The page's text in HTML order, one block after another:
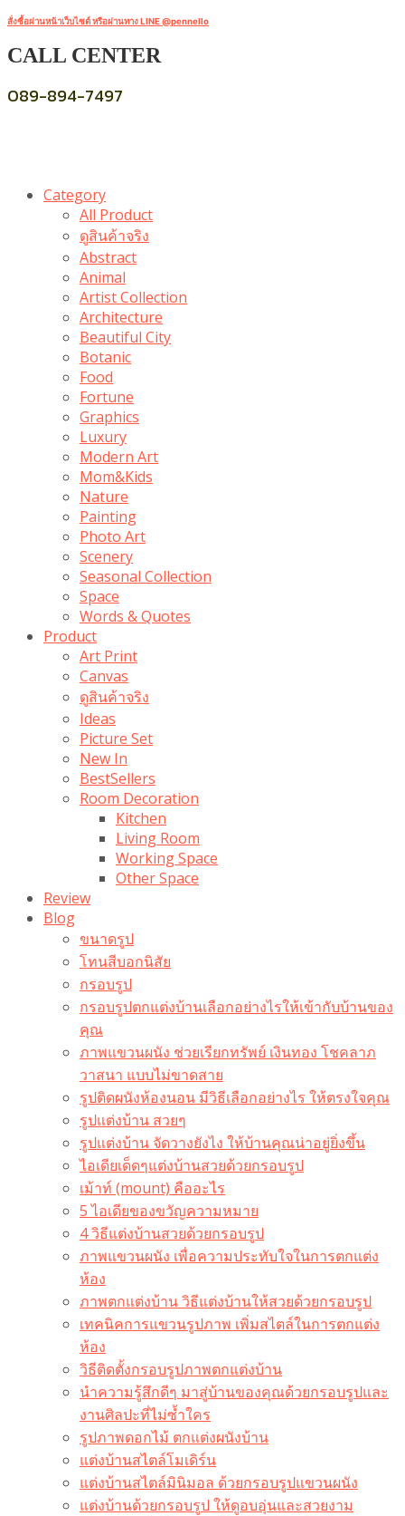
สั่งซื้อผ่านหน้าเว็บไซต์ หรือผ่านทาง LINE @pennello
CALL CENTER
089-894-7497
Category
All Product
ดูสินค้าจริง
Abstract
Animal
Artist Collection
Architecture
Beautiful City
Botanic
Food
Fortune
Graphics
Luxury
Modern Art
Mom&Kids
Nature
Painting
Photo Art
Scenery
Seasonal Collection
Space
Words & Quotes
Product
Art Print
Canvas
ดูสินค้าจริง
Ideas
Picture Set
New In
BestSellers
Room Decoration
Kitchen
Living Room
Working Space
Other Space
Review
Blog
ขนาดรูป
โทนสีบอกนิสัย
กรอบรูป
กรอบรูปตกแต่งบ้านเลือกอย่างไรให้เข้ากับบ้านของ
คุณ
ภาพแขวนผนัง ช่วยเรียกทรัพย์ เงินทอง โชคลาภ
วาสนา แบบไม่ขาดสาย
รูปติดผนังห้องนอน มีวิธีเลือกอย่างไร ให้ตรงใจคุณ
รูปแต่งบ้าน สวยๆ
รูปแต่งบ้าน จัดวางยังไง ให้บ้านคุณน่าอยู่ยิ่งขึ้น
ไอเดียเด็ดๆแต่งบ้านสวยด้วยกรอบรูป
เม้าท์ (mount) คืออะไร​
5 ไอเดียของขวัญความหมาย
4 วิธีแต่งบ้านสวยด้วยกรอบรูป
ภาพแขวนผนัง เพื่อความประทับใจในการตกแต่ง
ห้อง
ภาพตกแต่งบ้าน วิธีแต่งบ้านให้สวยด้วยกรอบรูป
เทคนิคการแขวนรูปภาพ เพิ่มสไตล์ในการตกแต่ง
ห้อง
วิธีติดตั้งกรอบรูปภาพตกแต่งบ้าน
นำความรู้สึกดีๆ มาสู่บ้านของคุณด้วยกรอบรูปและ
งานศิลปะที่ไม่ซ้ำใคร
รูปภาพดอกไม้ ตกแต่งผนังบ้าน
แต่งบ้านสไตล์โมเดิร์น
แต่งบ้านสไตล์มินิมอล ด้วยกรอบรูปแขวนผนัง
แต่งบ้านด้วยกรอบรูป ให้ดูอบอุ่นและสวยงาม